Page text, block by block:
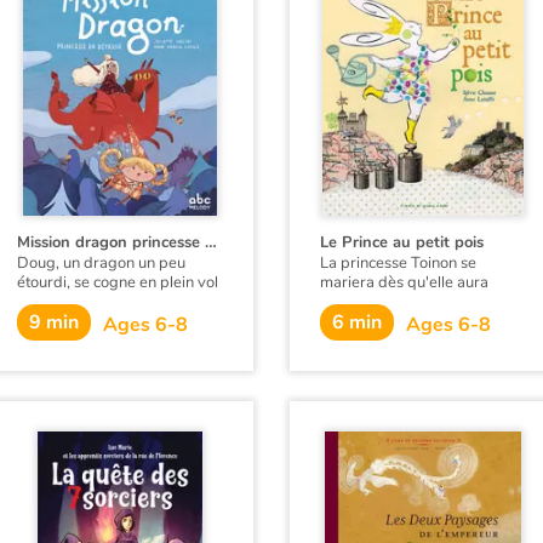
Mission dragon princesse en détresse
Doug, un dragon un peu
étourdi, se cogne en plein vol
contre Callune, une fée au
mauvais caractère. Au lieu de
se fâcher, ils décident de
chevalier. Le problème, c'est
que Doug est allergique aux
chevaliers.
9 min Ages 6-8
Le Prince au petit pois
La princesse Toinon se
mariera dès qu'elle aura
trouvé le prince au petit... Le
prince au petit quoi ? Au petit
poids ? Au petit pouah ? Au
6 min Ages 6-8